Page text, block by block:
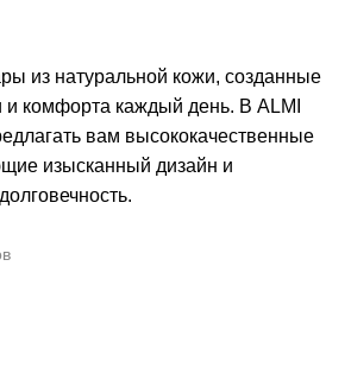
из натуральной кожи, созданные
и комфорта каждый день. В ALMI
вам высококачественные
изысканный дизайн и